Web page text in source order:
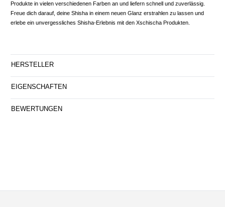
Produkte in vielen verschiedenen Farben an und liefern schnell und zuverlässig.
Freue dich darauf, deine Shisha in einem neuen Glanz erstrahlen zu lassen und
erlebe ein unvergessliches Shisha-Erlebnis mit den Xschischa Produkten.
HERSTELLER
EIGENSCHAFTEN
BEWERTUNGEN